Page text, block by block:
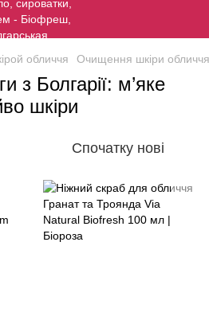
обличчя Очищення шкіри обличчя
з Болгарії: м’яке
шкіри
Спочатку нові